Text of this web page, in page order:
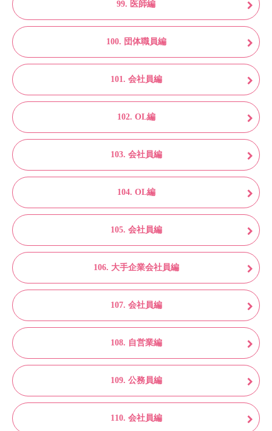
99. 医師編
100. 団体職員編
101. 会社員編
102. OL編
103. 会社員編
104. OL編
105. 会社員編
106. 大手企業会社員編
107. 会社員編
108. 自営業編
109. 公務員編
110. 会社員編